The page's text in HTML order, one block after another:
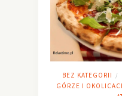
BEZ KATEGORII /
GÓRZE I